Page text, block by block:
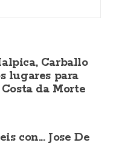
Carballo
lugares para
da Morte
con... Jose De